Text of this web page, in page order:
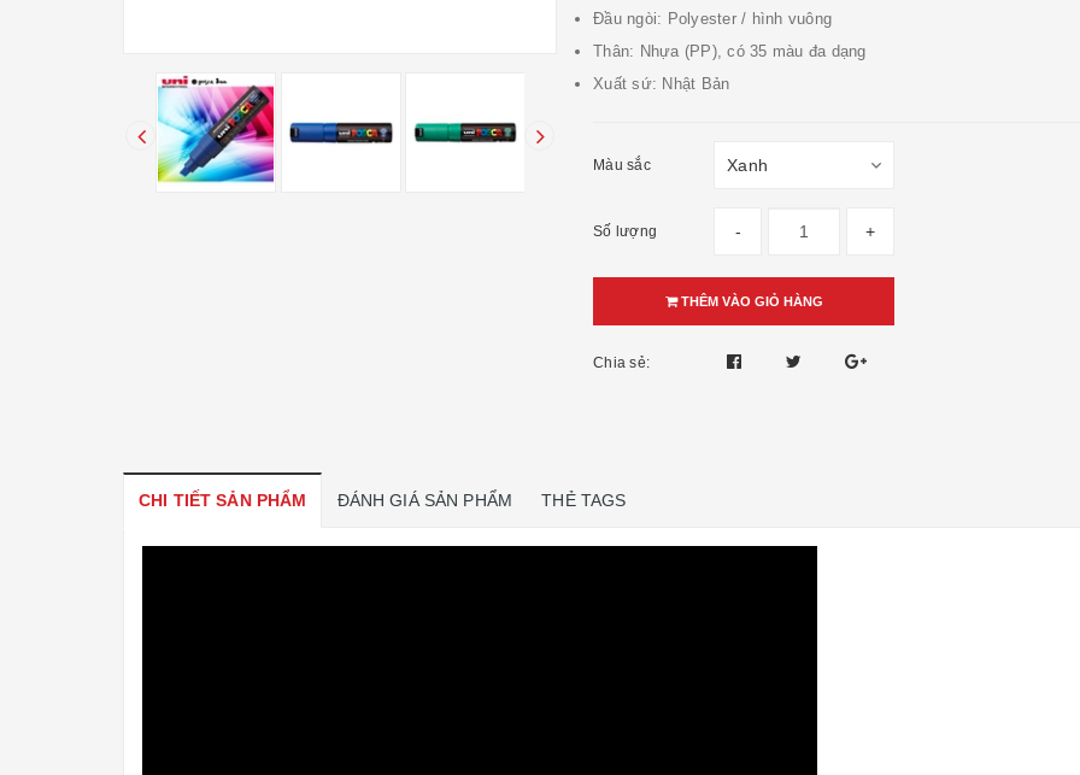
Đầu ngòi: Polyester / hình vuông
Thân: Nhựa (PP), có 35 màu đa dạng
Xuất sứ: Nhật Bản
Màu sắc
Số lượng - +
THÊM VÀO GIỎ HÀNG
Chia sẻ:
CHI TIẾT SẢN PHẨM ĐÁNH GIÁ SẢN PHẨM THẺ TAGS